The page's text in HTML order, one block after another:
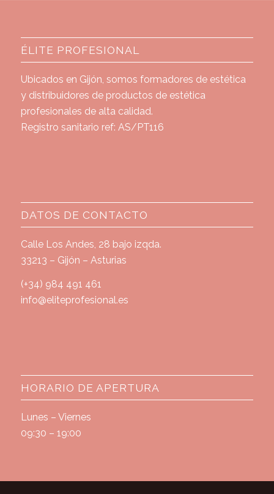
ÉLITE PROFESIONAL
Ubicados en Gijón, somos formadores de estética
y distribuidores de productos de estética
profesionales de alta calidad.
Registro sanitario ref: AS/PT116
DATOS DE CONTACTO
Calle Los Andes, 28 bajo izqda.
33213 – Gijón – Asturias
(+34) 984 491 461
info@eliteprofesional.es
HORARIO DE APERTURA
Lunes – Viernes
09:30 – 19:00